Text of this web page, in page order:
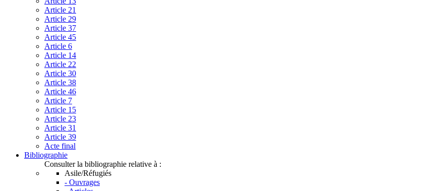
Article 21
Article 29
Article 37
Article 45
Article 6
Article 14
Article 22
Article 30
Article 38
Article 46
Article 7
Article 15
Article 23
Article 31
Article 39
Acte final
Bibliographie
Consulter la bibliographie relative à :
Asile/Réfugiés
- Ouvrages